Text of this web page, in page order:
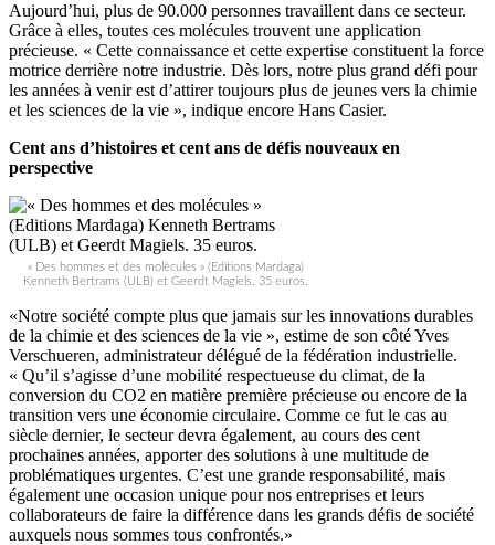
Aujourd’hui, plus de 90.000 personnes travaillent dans ce secteur.
Grâce à elles, toutes ces molécules trouvent une application
précieuse. « Cette connaissance et cette expertise constituent la force
motrice derrière notre industrie. Dès lors, notre plus grand défi pour
les années à venir est d’attirer toujours plus de jeunes vers la chimie
et les sciences de la vie », indique encore Hans Casier.
Cent ans d’histoires et cent ans de défis nouveaux en
perspective
« Des hommes et des molécules » (Editions Mardaga)
Kenneth Bertrams (ULB) et Geerdt Magiels. 35 euros.
«Notre société compte plus que jamais sur les innovations durables
de la chimie et des sciences de la vie », estime de son côté Yves
Verschueren, administrateur délégué de la fédération industrielle.
« Qu’il s’agisse d’une mobilité respectueuse du climat, de la
conversion du CO2 en matière première précieuse ou encore de la
transition vers une économie circulaire. Comme ce fut le cas au
siècle dernier, le secteur devra également, au cours des cent
prochaines années, apporter des solutions à une multitude de
problématiques urgentes. C’est une grande responsabilité, mais
également une occasion unique pour nos entreprises et leurs
collaborateurs de faire la différence dans les grands défis de société
auxquels nous sommes tous confrontés.»